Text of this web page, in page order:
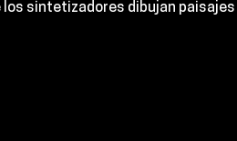
los sintetizadores dibujan